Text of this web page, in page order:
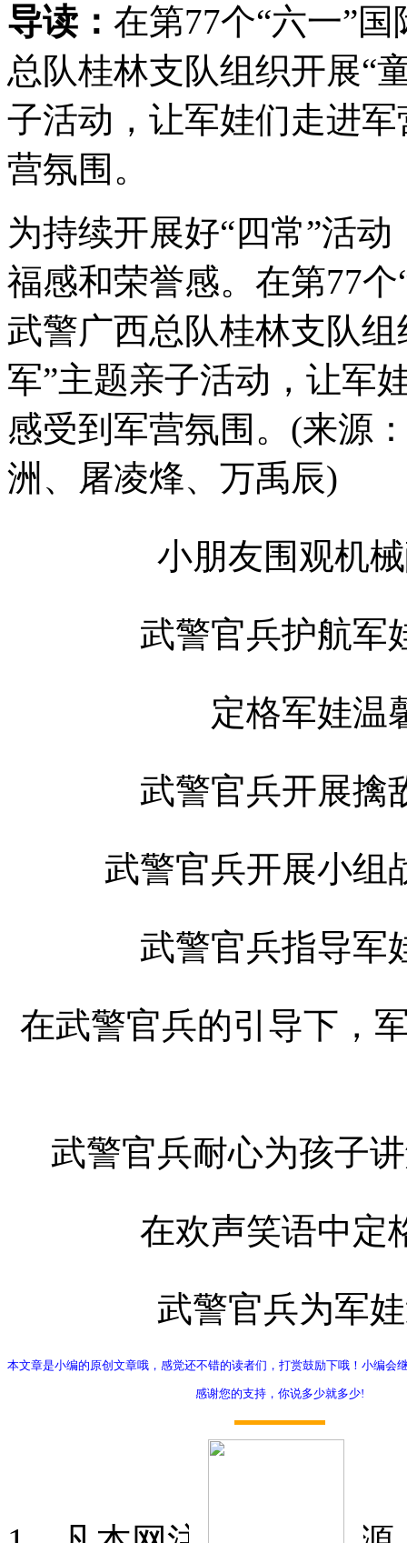
导读： 在第77个“六一”
总队桂林支队组织开展“
子活动，让军娃们走进
营氛围。
为持续开展好“四常”活
福感和荣誉感。在第77
武警广西总队桂林支队
军”主题亲子活动，让军
感受到军营氛围。(来源
洲、屠凌烽、万禹辰)
小朋友围观机
武警官兵护航军
定格军娃温
武警官兵开展擒
武警官兵开展小组
武警官兵指导军
在武警官兵的引导下，
武警官兵耐心为孩子
在欢声笑语中定
武警官兵为军
本文章是小编的原创文章哦，感觉还不错的读者们，打赏鼓励下哦！小编会
感谢您的支持，你说多少就多少!